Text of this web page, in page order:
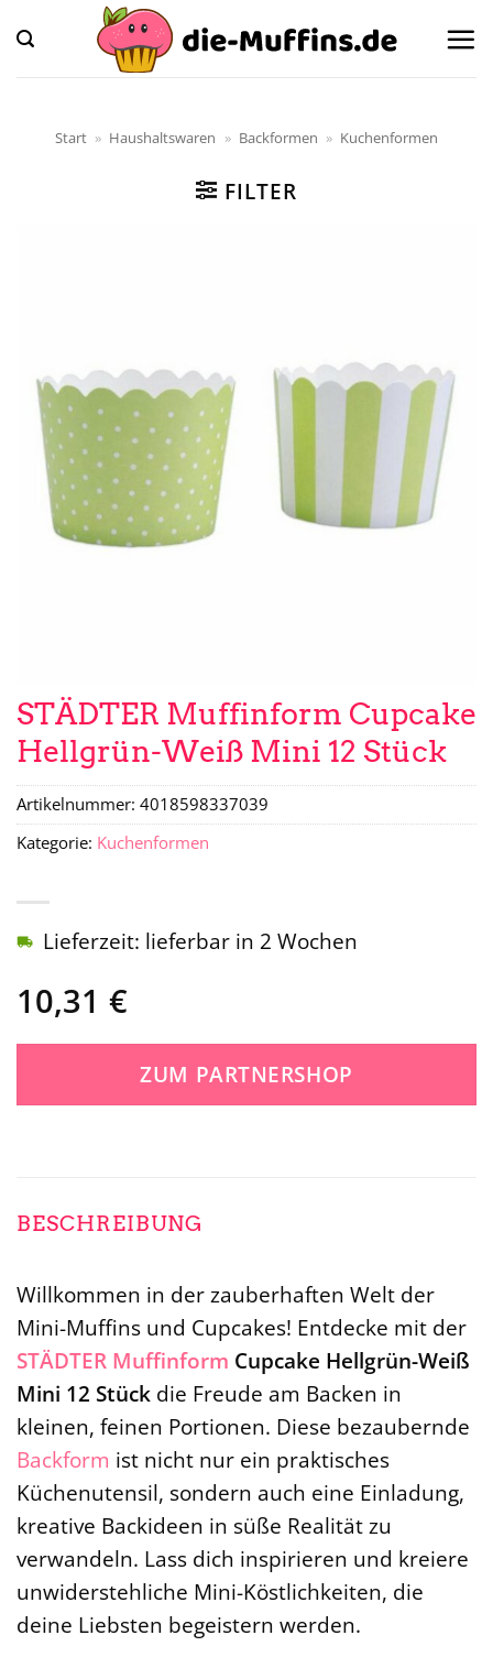
Inhalt
springen
Start » Haushaltswaren » Backformen » Kuchenformen
FILTER
STÄDTER Muffinform Cupcake
Hellgrün-Weiß Mini 12 Stück
10,31 €
Lieferzeit: lieferbar in 2 Wochen
ZUM PARTNERSHOP
Artikelnummer: 4018598337039
Kategorie: Kuchenformen
BESCHREIBUNG
Willkommen in der zauberhaften Welt der
Mini-Muffins und Cupcakes! Entdecke mit der
STÄDTER Muffinform Cupcake Hellgrün-Weiß
Mini 12 Stück die Freude am Backen in
kleinen, feinen Portionen. Diese bezaubernde
Backform ist nicht nur ein praktisches
Küchenutensil, sondern auch eine Einladung,
kreative Backideen in süße Realität zu
verwandeln. Lass dich inspirieren und kreiere
unwiderstehliche Mini-Köstlichkeiten, die
deine Liebsten begeistern werden.